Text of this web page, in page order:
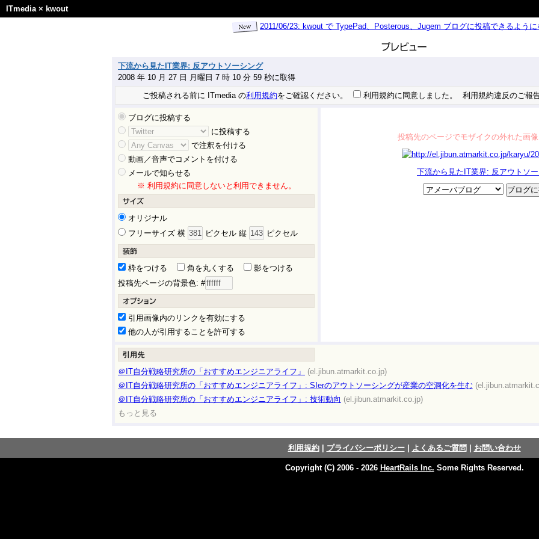
ITmedia× kwout
2011/06/23: kwout で TypePad、Posterous、Jugem ブログに投稿できるように
下流から見たIT業界: 反アウトソーシング
2008 年 10 月 27 日 月曜日 7 時 10 分 59 秒に取得
ご投稿される前に ITmedia の利用規約をご確認ください。 利用規約に同意しました。 利用規約違反のご報
ブログに投稿する
に投稿する
で注釈を付ける
動画／音声でコメントを付ける
メールで知らせる
※ 利用規約に同意しないと利用できません。
オリジナル
フリーサイズ 横
ピクセル 縦 ピクセル
枠をつける 角を丸くする
影をつける
投稿先ページの背景色: #
引用画像内のリンクを有効にする
他の人が引用することを許可する
投稿先のページでモザイクの外れた画像
下流から見たIT業界: 反アウトソ
＠IT自分戦略研究所の「おすすめエンジニアライフ」
(el.jibun.atmarkit.co.jp)
＠IT自分戦略研究所の「おすすめエンジニアライフ」: SIerのアウトソーシングが産業の空洞化を生む
＠IT自分戦略研究所の「おすすめエンジニアライフ」: 技術動向 (el.jibun.atmarkit.co.jp)
もっと見る
利用規約| プライバシーポリシー| よくあるご質問 | お問い合わせ
Copyright (C) 2006 - 2026 HeartRails Inc. Some Rights Reserved.